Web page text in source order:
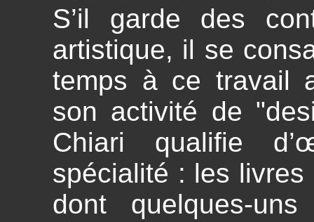
S’il garde des
artistique, il se
temps à ce travail
son activité de
Chiari qualifie
spécialité : les
dont quelques-